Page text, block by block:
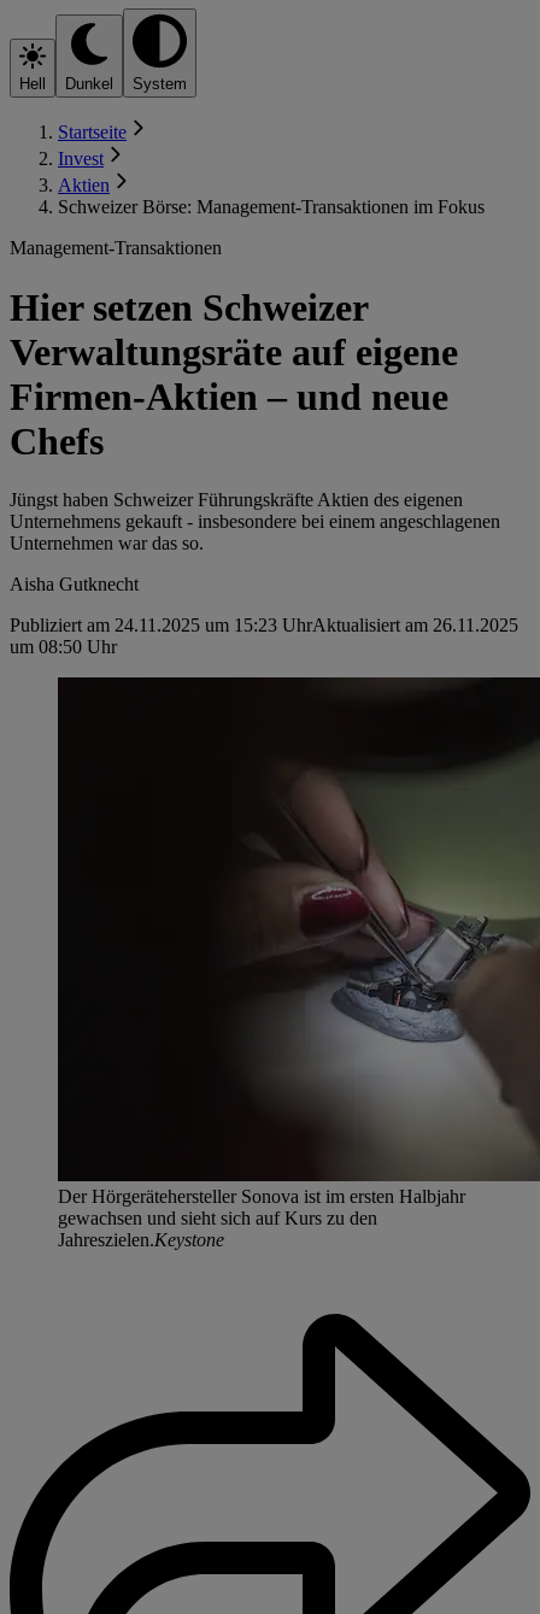
Hell Dunkel System
Startseite
Invest
Aktien
Schweizer Börse: Management-Transaktionen im Fokus
Management-Transaktionen
Hier setzen Schweizer
Verwaltungsräte auf eigene
Firmen-Aktien – und neue
Chefs
Jüngst haben Schweizer Führungskräfte Aktien des eigenen
Unternehmens gekauft - insbesondere bei einem angeschlagenen
Unternehmen war das so.
Aisha Gutknecht
Publiziert am 24.11.2025 um 15:23 UhrAktualisiert am 26.11.2025
um 08:50 Uhr
Der Hörgerätehersteller Sonova ist im ersten Halbjahr
gewachsen und sieht sich auf Kurs zu den
Jahreszielen.Keystone